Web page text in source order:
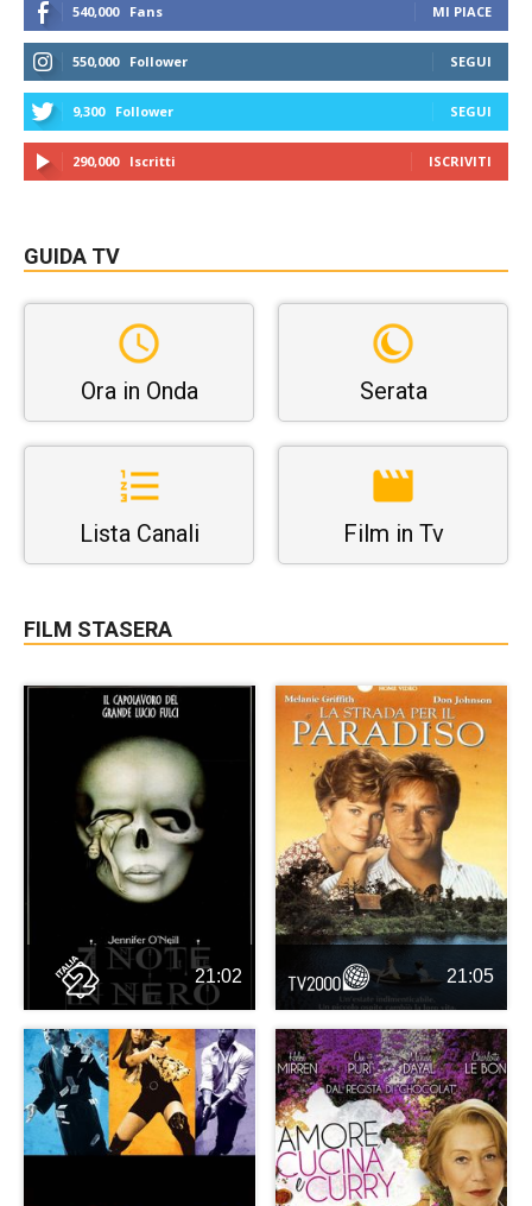
540,000 Fans MI PIACE
550,000 Follower SEGUI
9,300 Follower SEGUI
290,000 Iscritti ISCRIVITI
GUIDA TV
Ora in Onda Serata
Lista Canali Film in Tv
FILM STASERA
21:02 21:05